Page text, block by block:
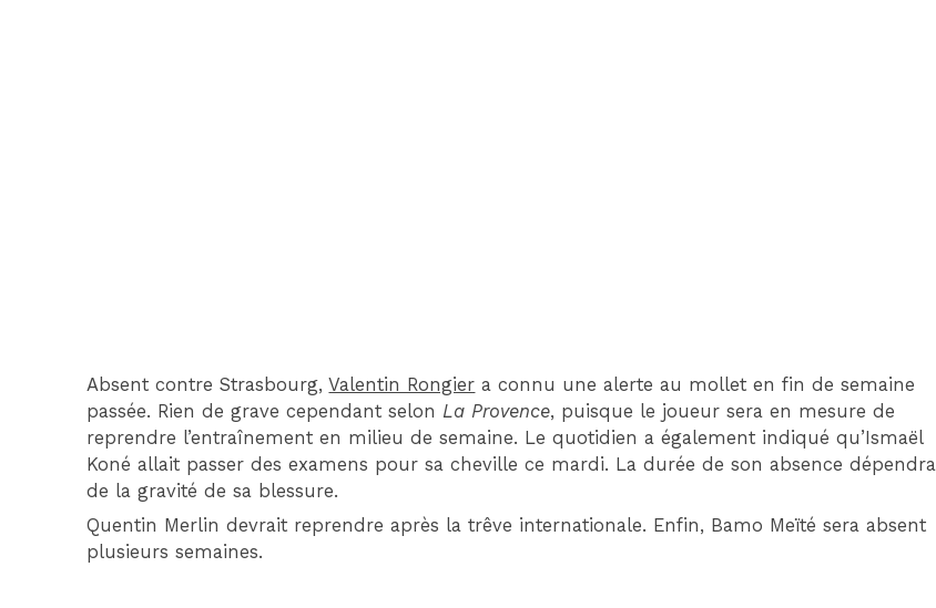
Absent contre Strasbourg,Valentin Rongier a connu une alerte au mollet en fin de semaine
passée. Rien de grave cependant selon La Provence, puisque le joueur sera en mesure de
reprendre l’entraînement en milieu de semaine. Le quotidien a également indiqué qu’Ismaël
Koné allait passer des examens pour sa cheville ce mardi. La durée de son absence dépendra
de la gravité de sa blessure.
Quentin Merlin devrait reprendre après la trêve internationale. Enfin, Bamo Meïté sera absent
plusieurs semaines.